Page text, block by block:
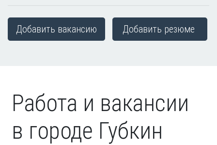
Добавить вакансию Добавить резюме
Работа и вакансии
в городе Губкин